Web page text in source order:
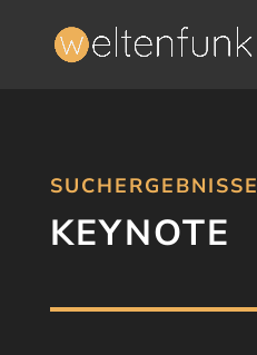
SUCHERGEBNISSE
KEYNOTE